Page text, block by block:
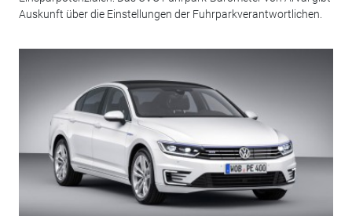
Auskunft über die Einstellungen der Fuhrparkverantwortlichen.